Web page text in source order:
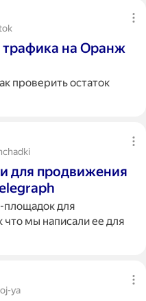
трафика на Оранж
проверить остаток
для продвижения
площадок для
мы написали ее для
ya